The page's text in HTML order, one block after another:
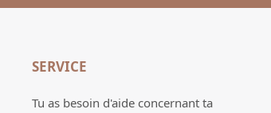
SERVICE
Tu as besoin d'aide concernant ta